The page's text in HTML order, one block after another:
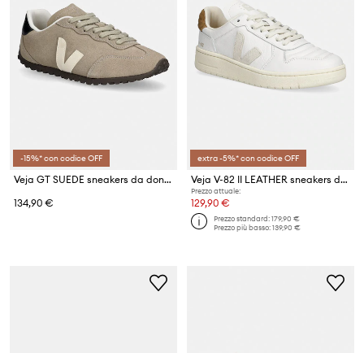
-15%* con codice OFF
Veja GT SUEDE sneakers da donna in scamoscio
134,90 €
extra -5%* con codice OFF
Veja V-82 II LEATHER sneakers da donna in pelle
Prezzo attuale:
129,90 €
Prezzo standard:179,90 €
Prezzo più basso:139,90 €